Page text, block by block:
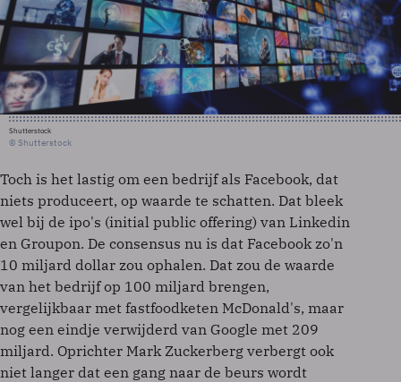
Shutterstock
© Shutterstock
Toch is het lastig om een bedrijf als Facebook, dat
niets produceert, op waarde te schatten. Dat bleek
wel bij de ipo's (initial public offering) van Linkedin
en Groupon. De consensus nu is dat Facebook zo'n
10 miljard dollar zou ophalen. Dat zou de waarde
van het bedrijf op 100 miljard brengen,
vergelijkbaar met fastfoodketen McDonald's, maar
nog een eindje verwijderd van Google met 209
miljard. Oprichter Mark Zuckerberg verbergt ook
niet langer dat een gang naar de beurs wordt